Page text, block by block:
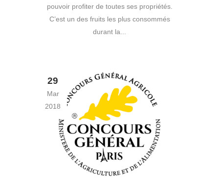
pouvoir profiter de toutes ses propriétés.
C’est un des fruits les plus consommés
durant la...
29
Mar
2018